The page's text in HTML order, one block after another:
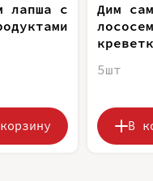
лапша с
Дим
5шт
В